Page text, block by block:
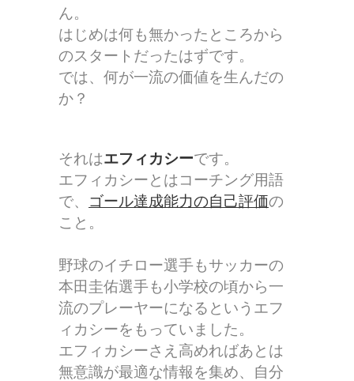
ん。
はじめは何も無かったところから
のスタートだったはずです。
では、何が一流の価値を生んだの
か？
それはエフィカシーです。
エフィカシーとはコーチング用語
で、 ゴール達成能力の自己評価の
こと。
野球のイチロー選手もサッカーの
本田圭佑選手も小学校の頃から一
流のプレーヤーになるというエフ
ィカシーをもっていました。
エフィカシーさえ高めればあとは
無意識が最適な情報を集め、自分